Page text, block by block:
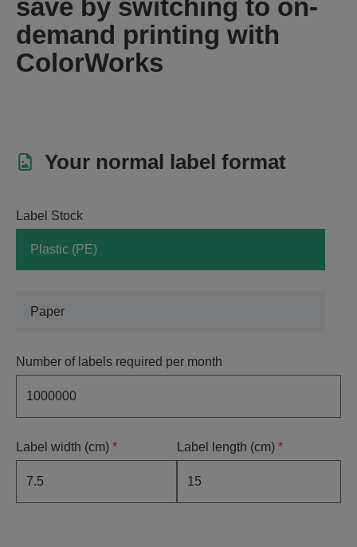
save by switching to on-
demand printing with
ColorWorks
Your normal label format
Label Stock
Plastic (PE)
Paper
Number of labels required per month
Label width (cm) * Label length (cm)*